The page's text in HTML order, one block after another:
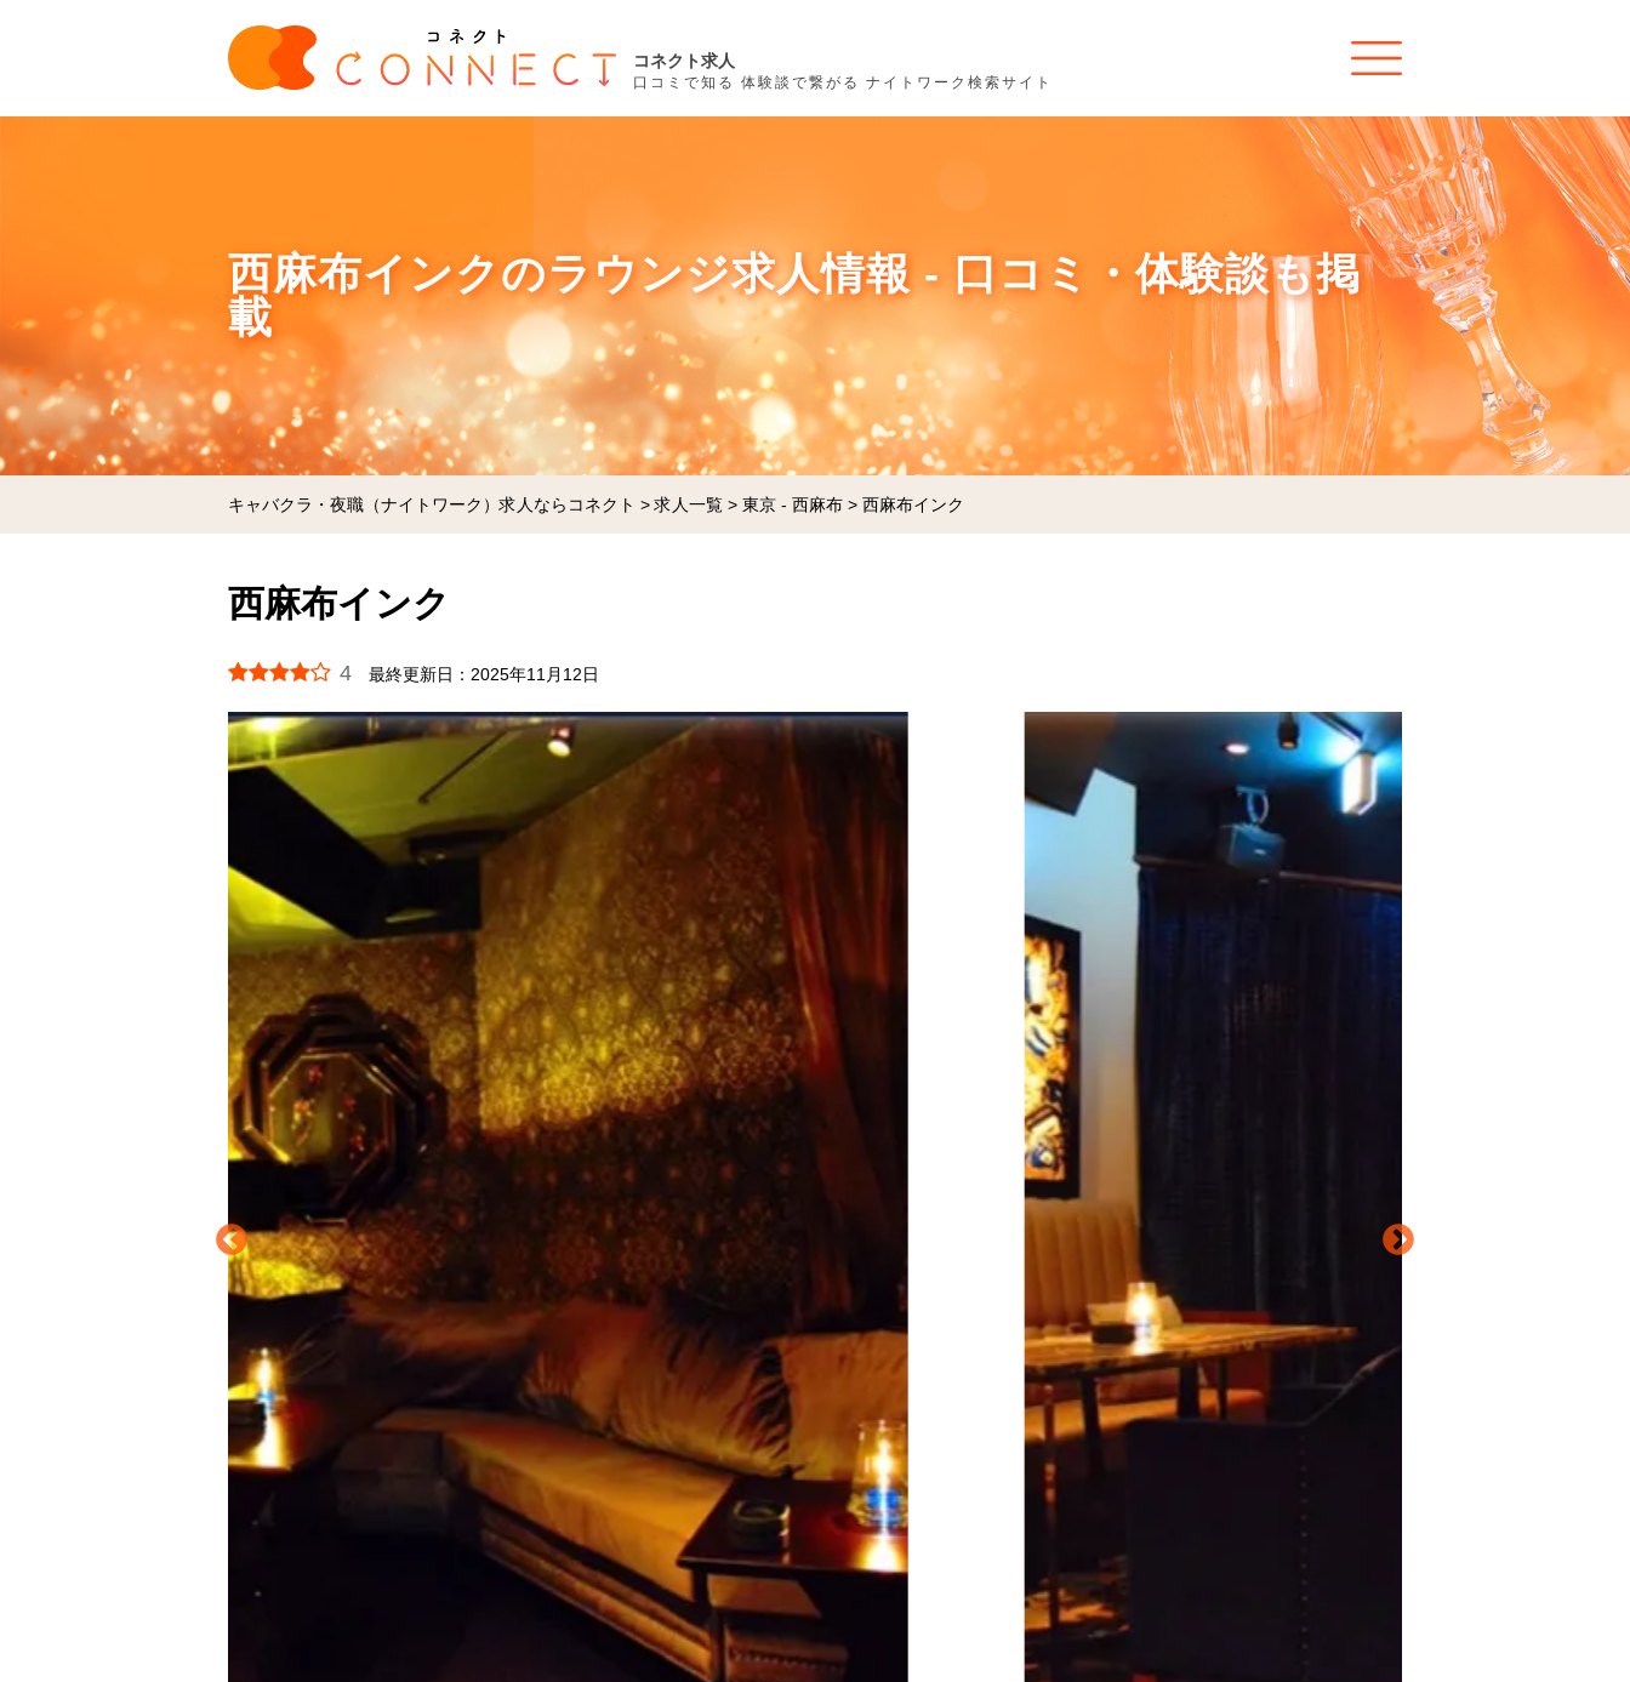
コネクト求人
口コミで知る 体験談で繋がる ナイトワーク検索サイト
西麻布インクのラウンジ求人情報 - 口コミ・体験談も掲
載
キャバクラ・夜職（ナイトワーク）求人ならコネクト >求人一覧 > 東京 - 西麻布 > 西麻布インク
西麻布インク
4 最終更新日： 2025年11月12日